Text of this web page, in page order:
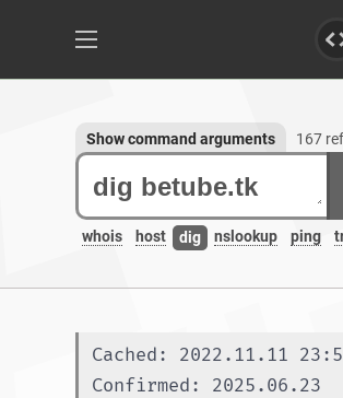
whois host dig nslookup ping
Show command arguments 167 refs to
Cached: 2022.11.11
Confirmed: 2025.06.23